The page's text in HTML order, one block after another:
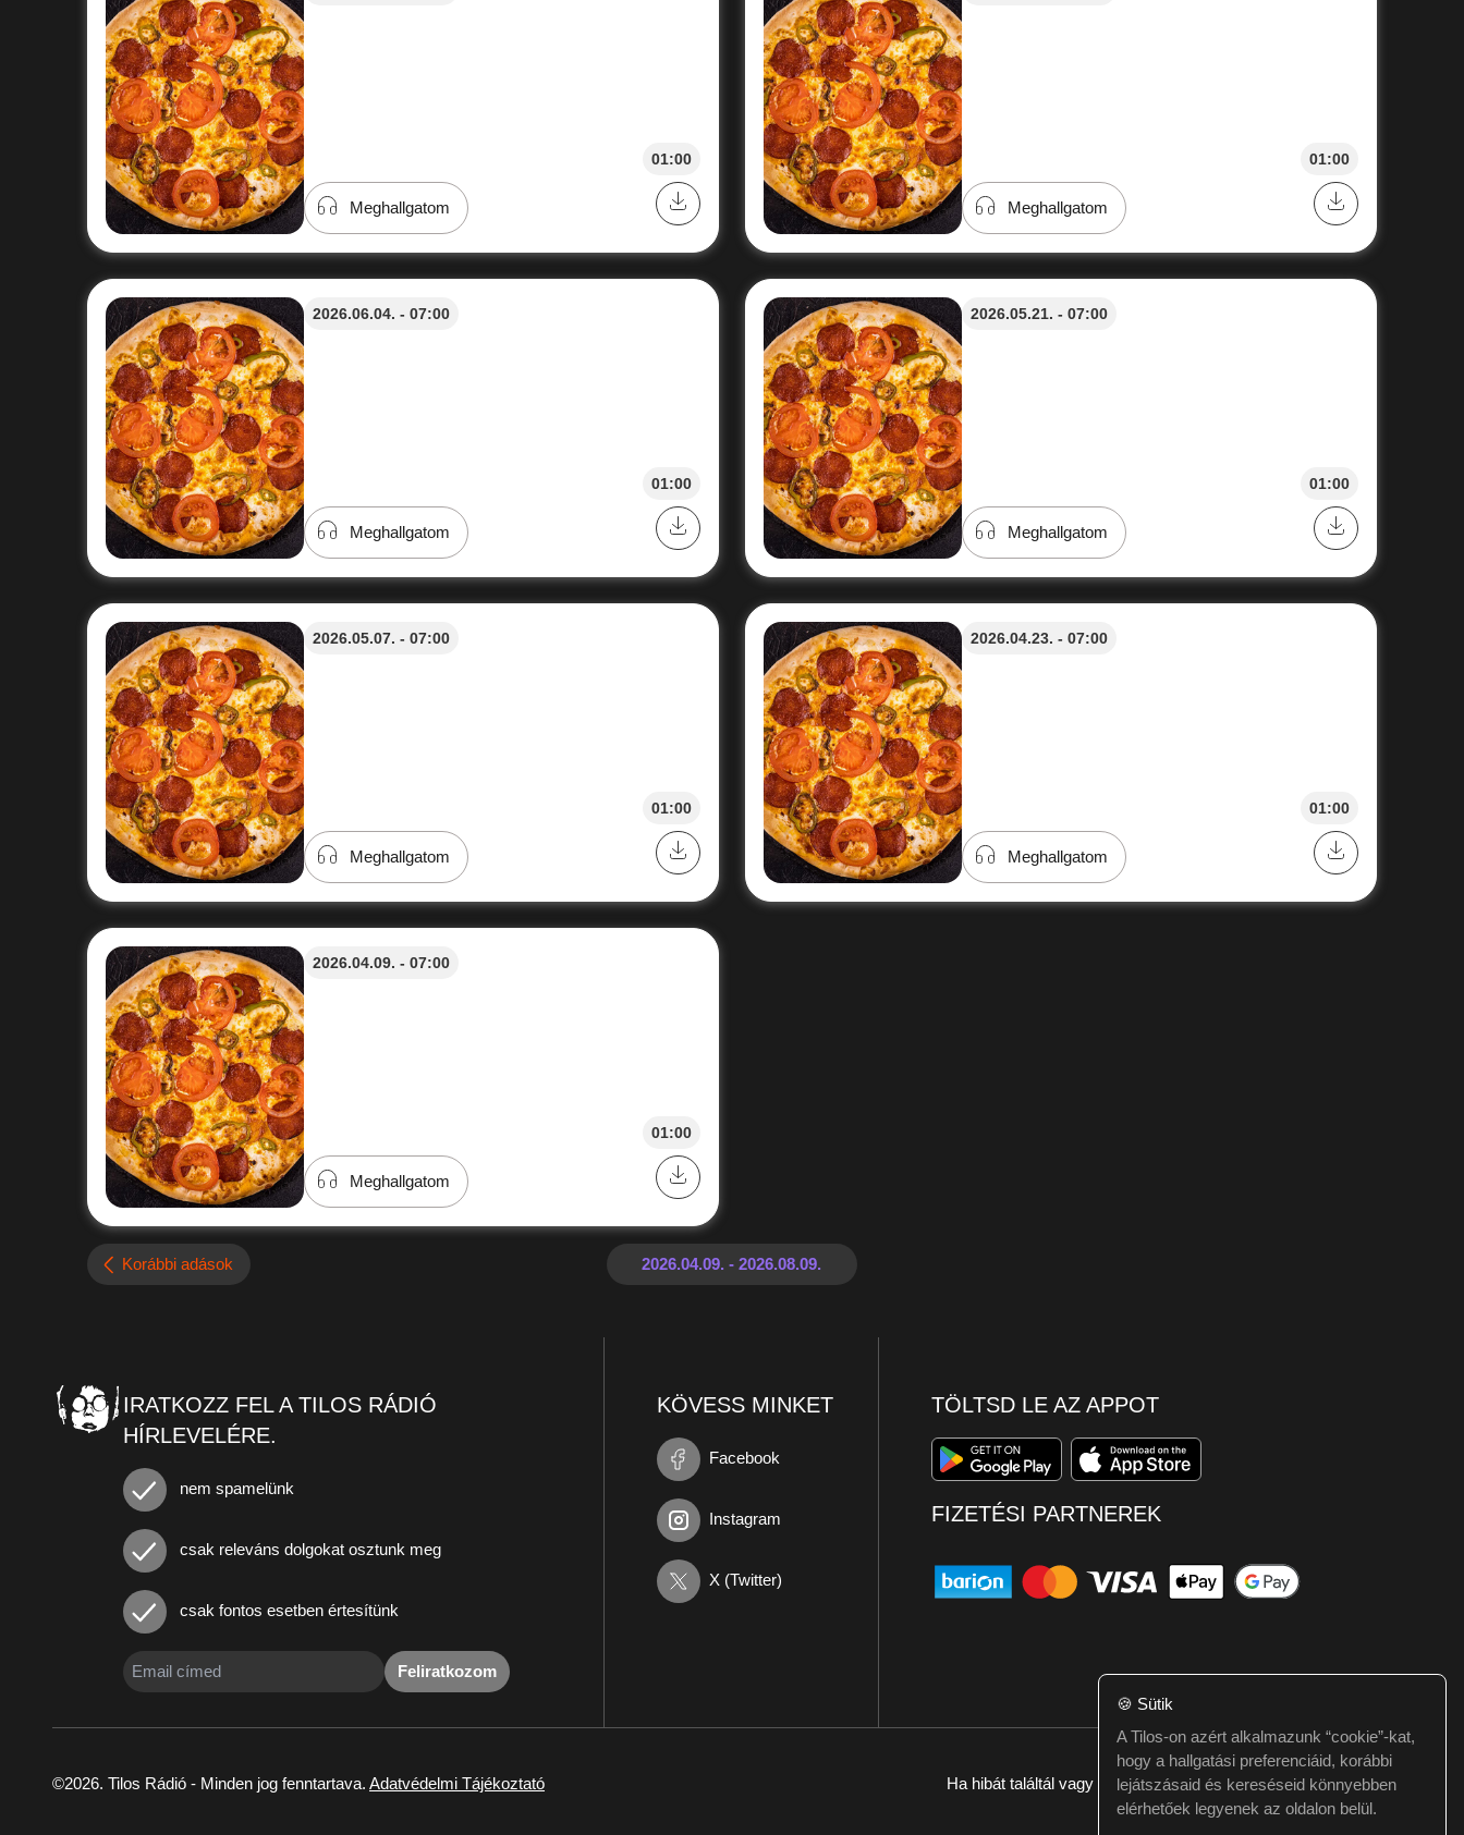
01:00
Meghallgatom
01:00
Meghallgatom
2026.06.04. - 07:00
01:00
Meghallgatom
2026.05.21. - 07:00
01:00
Meghallgatom
2026.05.07. - 07:00
01:00
Meghallgatom
2026.04.23. - 07:00
01:00
Meghallgatom
2026.04.09. - 07:00
01:00
Meghallgatom
Korábbi adások
IRATKOZZ FEL A TILOS RÁDIÓ
HÍRLEVELÉRE.
nem spamelünk
csak releváns dolgokat osztunk meg
csak fontos esetben értesítünk
Feliratkozom
KÖVESS MINKET
Facebook
Instagram
X (Twitter)
TÖLTSD LE AZ APPOT
FIZETÉSI PARTNEREK
©2026. Tilos Rádió - Minden jog fenntartava. Adatvédelmi Tájékoztató Ha hibát találtál vagy kérdésed van itt jelezd:webmester@tilos.hu
🍪 Sütik
A Tilos-on azért alkalmazunk “cookie”-kat,
hogy a hallgatási preferenciáid, korábbi
lejátszásaid és kereséseid könnyebben
elérhetőek legyenek az oldalon belül.